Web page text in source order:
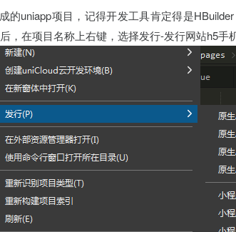
的uniapp项目，记得开发工具肯定得是
，在项目名称上右键，选择发行-发行网站h5手机